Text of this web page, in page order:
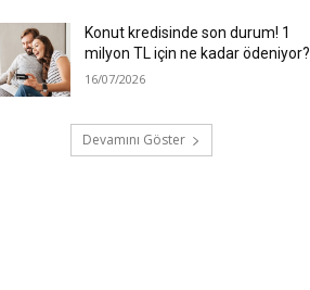
Konut kredisinde son durum! 1
milyon TL için ne kadar ödeniyor?
16/07/2026
Devamını Göster